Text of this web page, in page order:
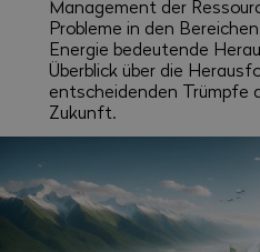
Management der
Probleme in den
Energie bedeutende
Überblick über die
entscheidenden Trümpfe
Zukunft.